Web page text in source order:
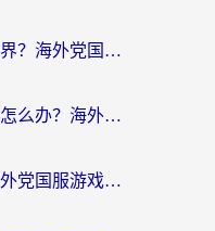
为什么香港玩不了我的世界？海外党国服游戏加速终极解决方案
腾讯桌球国外玩延迟很高怎么办？海外党亲测有效的国服游戏加速指南
泰国怎么玩火拼双扣？海外党国服游戏加速终极指南（附暗区突围植物大战僵尸实测）